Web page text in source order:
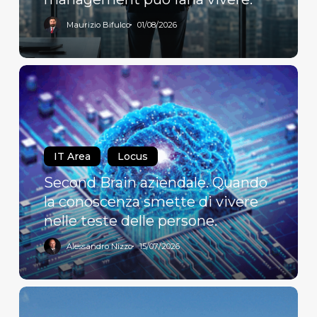
farla
vivere.
Maurizio Bifulco 01/08/2026
Second
Brain
aziendale.
Quando
la
conoscenza
smette
di
vivere
nelle
teste
delle
persone.
IT Area Locus
Second Brain aziendale. Quando
la conoscenza smette di vivere
nelle teste delle persone.
Alessandro Nizzo 15/07/2026
Sulla